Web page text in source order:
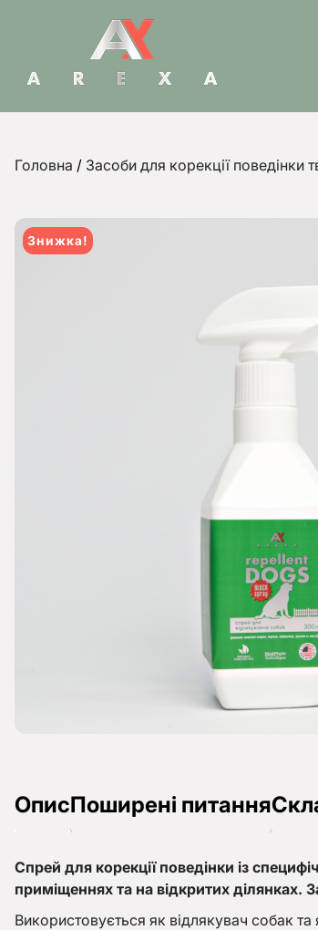
Головна / Засоби для корекції поведінки
Знижка!
ОписПоширені питання
Спрей для корекції поведінки із
приміщеннях та на відкритих ділянках.
Використовується як відлякувач собак